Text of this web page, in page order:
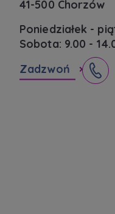
41-500 Chorzów
Poniedziałek -
Sobota: 9.00 -
Zadzwoń